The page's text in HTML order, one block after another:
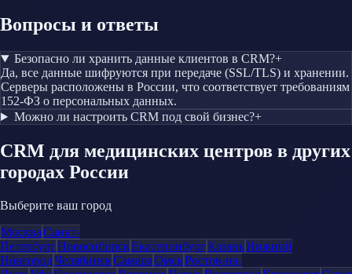
Вопросы и ответы
Безопасно ли хранить данные клиентов в CRM?+
Да, все данные шифруются при передаче (SSL/TLS) и хранении.
Серверы расположены в России, что соответствует требованиям
152-ФЗ о персональных данных.
Можно ли настроить CRM под свой бизнес?+
CRM для медицинских центров в других
городах России
Выберите ваш город
МоскваСанкт-
ПетербургНовосибирскЕкатеринбургКазаньНижний
НовгородЧелябинскСамараОмскРостов-на-